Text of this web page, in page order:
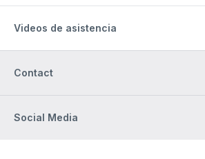
Videos de asistencia
Contact
Social Media